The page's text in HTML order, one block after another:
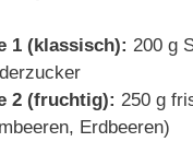
1 (klassisch): 200 g
2 (fruchtig): 250 g
Erdbeeren)